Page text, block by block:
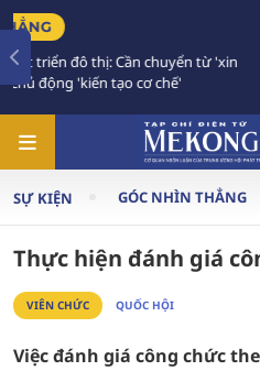
Bế mạc Hội
vào giai đoạn
SỰ KIỆN GÓC NHÌN THẲNG
Thực hiện đánh giá
VIÊN CHỨC QUỐC HỘI
Việc đánh giá công chức